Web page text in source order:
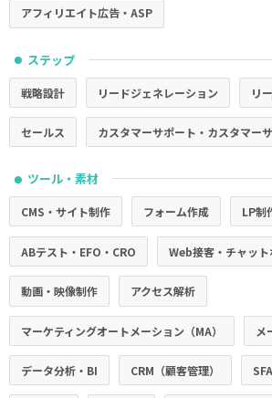
アフィリエイト広告・ASP
● ステップ
戦略設計 リードジェネレーション リ
セールス カスタマーサポート・カスタマー
● ツール・素材
CMS・サイト制作 フォーム作成 LP制
ABテスト・EFO・CRO Web接客・チャット
動画・映像制作 アクセス解析
マーケティングオートメーション（MA） メ
データ分析・BI CRM（顧客管理）